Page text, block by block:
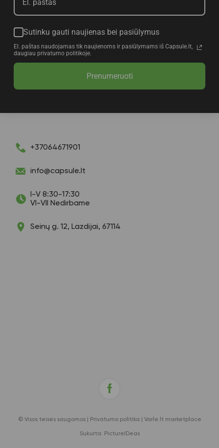
Sutinku gauti naujienas bei pasiūlymus
El. paštas naudojamas tik naujienoms ir pasiūlymams iš Capsule.lt,
daugiau privatumo politikoje.
Prenumeruoti
+37064671901
info@capsule.lt
I-V 8:30-17:30
VI-VII Nedirbame
Seinų g. 12, Lazdijai, 67114
© Visos teisės saugomos | Privatumo politika Varle.lt marketplace
Sukurta: PictureIDeas